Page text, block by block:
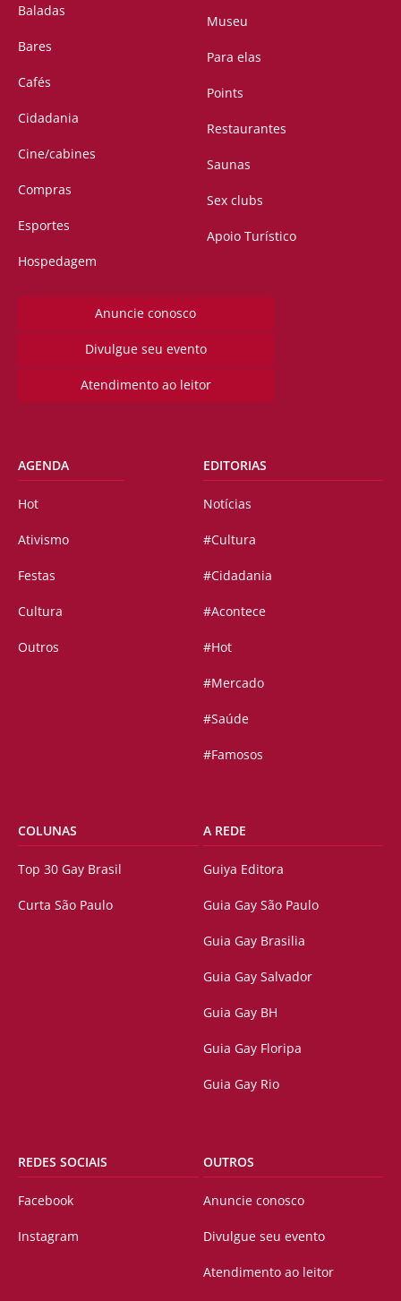
Baladas
Bares
Cafés
Cidadania
Cine/cabines
Compras
Esportes
Hospedagem
Museu
Para elas
Points
Restaurantes
Saunas
Sex clubs
Apoio Turístico
Anuncie conosco
Divulgue seu evento
Atendimento ao leitor
AGENDA
Hot
Ativismo
Festas
Cultura
Outros
EDITORIAS
Notícias
#Cultura
#Cidadania
#Acontece
#Hot
#Mercado
#Saúde
#Famosos
COLUNAS
Top 30 Gay Brasil
Curta São Paulo
A REDE
Guiya Editora
Guia Gay São Paulo
Guia Gay Brasilia
Guia Gay Salvador
Guia Gay BH
Guia Gay Floripa
Guia Gay Rio
REDES SOCIAIS
Facebook
Instagram
OUTROS
Anuncie conosco
Divulgue seu evento
Atendimento ao leitor